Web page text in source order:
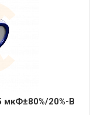
мкФ±80%/20%-В